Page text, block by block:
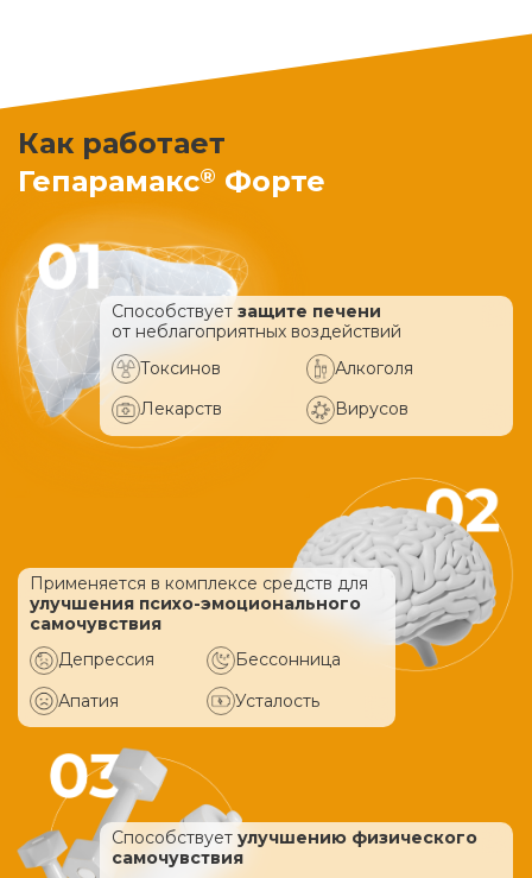
Как работает
Гепарамакс® Форте
Способствует защите печени
от неблагоприятных воздействий
Токсинов
Алкоголя
Лекарств
Вирусов
Применяется в комплексе средств для
улучшения психо-эмоционального
самочувствия
Депрессия
Бессонница
Апатия
Усталость
Способствует улучшению физического
самочувствия